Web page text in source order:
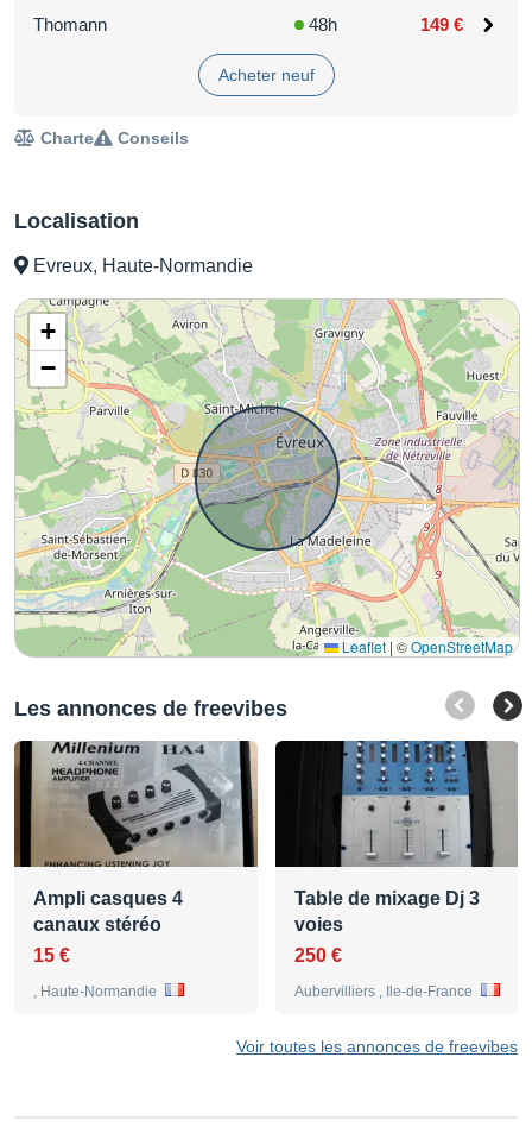
Localisation
Evreux, Haute-Normandie
+
−
Leaflet | ©OpenStreetMap
Les annonces de freevibes
Ampli casques 4
canaux stéréo
15 €
, Haute-Normandie
Table de mixage Dj 3
voies
250 €
Aubervilliers , Ile-de-France
Voir toutes les annonces de freevibes
Thomann 48h 149 €
Acheter neuf
Charte Conseils